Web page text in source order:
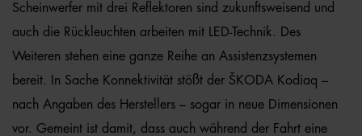
Scheinwerfer mit drei Reflektoren sind zukunftsweisend und
auch die Rückleuchten arbeiten mit LED-Technik. Des
Weiteren stehen eine ganze Reihe an Assistenzsystemen
bereit. In Sache Konnektivität stößt der ŠKODA Kodiaq –
nach Angaben des Herstellers – sogar in neue Dimensionen
vor. Gemeint ist damit, dass auch während der Fahrt eine